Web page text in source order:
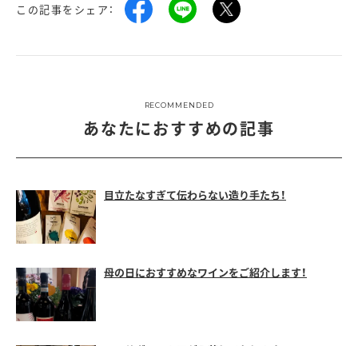
この記事をシェア：
RECOMMENDED
あなたにおすすめの記事
目立たなすぎて伝わらない造り手たち！
母の日におすすめなワインをご紹介します！